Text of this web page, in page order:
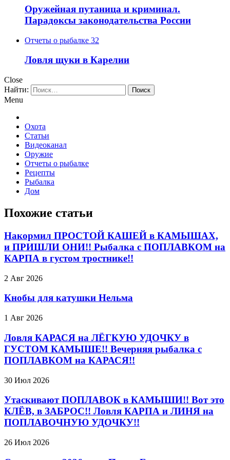
Оружейная путаница и криминал.
Парадоксы законодательства России
Отчеты о рыбалке 32
Ловля щуки в Карелии
Close
Найти:
Menu
Охота
Статьи
Видеоканал
Оружие
Отчеты о рыбалке
Рецепты
Рыбалка
Дом
Похожие статьи
Накормил ПРОСТОЙ КАШЕЙ в КАМЫШАХ,
и ПРИШЛИ ОНИ!! Рыбалка с ПОПЛАВКОМ на
КАРПА в густом тростнике!!
2 Авг 2026
Кнобы для катушки Нельма
1 Авг 2026
Ловля КАРАСЯ на ЛЁГКУЮ УДОЧКУ в
ГУСТОМ КАМЫШЕ!! Вечерняя рыбалка с
ПОПЛАВКОМ на КАРАСЯ!!
30 Июл 2026
Утаскивают ПОПЛАВОК в КАМЫШИ!! Вот это
КЛЁВ, в ЗАБРОС!! Ловля КАРПА и ЛИНЯ на
ПОПЛАВОЧНУЮ УДОЧКУ!!
26 Июл 2026